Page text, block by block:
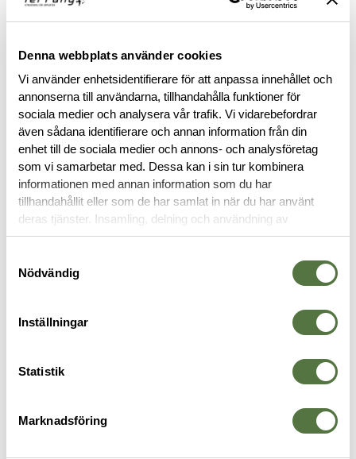
Denna webbplats använder cookies
Vi använder enhetsidentifierare för att anpassa innehållet och
annonserna till användarna, tillhandahålla funktioner för
sociala medier och analysera vår trafik. Vi vidarebefordrar
även sådana identifierare och annan information från din
enhet till de sociala medier och annons- och analysföretag
som vi samarbetar med. Dessa kan i sin tur kombinera
informationen med annan information som du har
tillhandahållit eller som de har samlat in när du har använt
deras tjänster. Insamling, delning och användning av
personuppgifter kan användas för personalisering av
Nödvändig
Inställningar
Statistik
Marknadsföring
OM VARUMÄRKET
KEPSAR
Legacy Scout Cap Old Gold
Legacy Scout Cap Old Gold